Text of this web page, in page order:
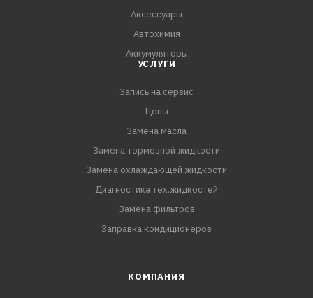
центральный замок. Не имеет аналогов в мировом
Аксессуары
Автохимия
Аккумуляторы
УСЛУГИ
Запись на сервис
Цены
Замена масла
Замена тормозной жидкости
Замена охлаждающей жидкости
Диагностика тех.жидкостей
Замена фильтров
Заправка кондиционеров
КОМПАНИЯ